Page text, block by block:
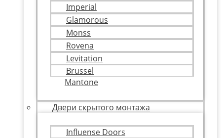
Imperial
Glamorous
Monss
Rovena
Levitation
Brussel
Mantone
Двери скрытого монтажа
Influense Doors